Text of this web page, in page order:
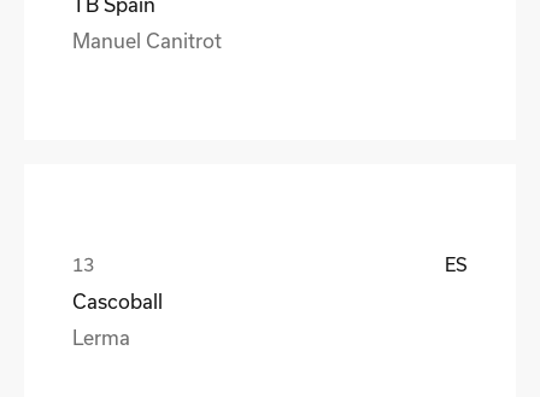
Manuel Canitrot
ES
Cascoball
Lerma